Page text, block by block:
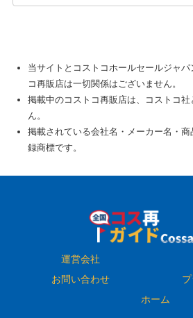
当サイトとコストコホールセールジャ
コ再販店は一切関係はございません。
掲載中のコストコ再販店は、コストコ
ん。
掲載されている会社名・メーカー名・
録商標です。
運営会社
お問い合わせ
ホーム